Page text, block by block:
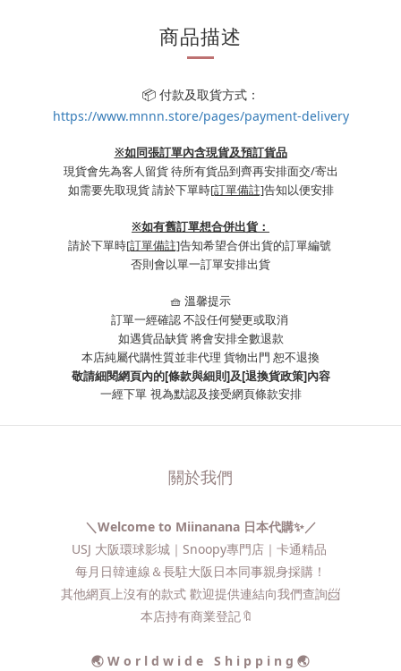
商品描述
📦 付款及取貨方式：
https://www.mnnn.store/pages/payment-delivery
※如同張訂單內含現貨及預訂貨品
現貨會先為客人留貨 待所有貨品到齊再安排面交/寄出
如需要先取現貨 請於下單時[訂單備註]告知以便安排
※如有舊訂單想合併出貨：
請於下單時[訂單備註]告知希望合併出貨的訂單編號
否則會以單一訂單安排出貨
🧺 溫馨提示
訂單一經確認 不設任何變更或取消
如遇貨品缺貨 將會安排全數退款
本店純屬代購性質並非代理 貨物出門 恕不退換
敬請細閱網頁內的[條款與細則]及[退換貨政策]內容
一經下單 視為默認及接受網頁條款安排
關於我們
＼Welcome to Miinanana 日本代購✨／
USJ 大阪環球影城｜Snoopy專門店｜卡通精品
每月日韓連線＆長駐大阪日本同事親身採購！
其他網頁上沒有的款式 歡迎提供連結向我們查詢📨​
本店持有商業登記🔖
🌏 W o r l d w i d e S h i p p i n g 🌏